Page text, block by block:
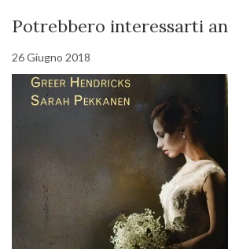
Potrebbero interessarti
26 Giugno 2018